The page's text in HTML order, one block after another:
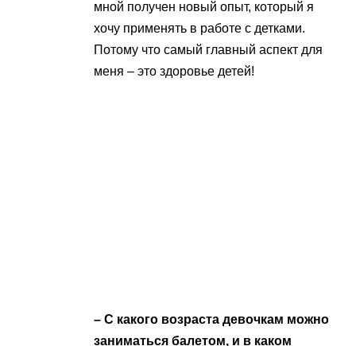
мной получен новый опыт, который я
хочу применять в работе с детками.
Потому что самый главный аспект для
меня – это здоровье детей!
– С какого возраста девочкам можно
заниматься балетом, и в каком